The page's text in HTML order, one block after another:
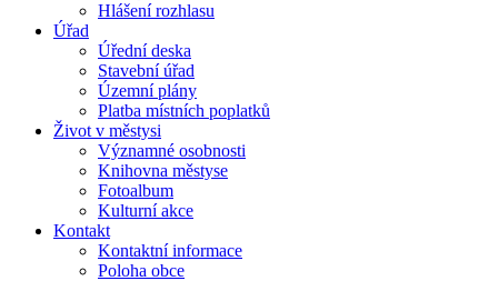
Hlášení rozhlasu
Úřad
Úřední deska
Stavební úřad
Územní plány
Platba místních poplatků
Život v městysi
Významné osobnosti
Knihovna městyse
Fotoalbum
Kulturní akce
Kontakt
Kontaktní informace
Poloha obce